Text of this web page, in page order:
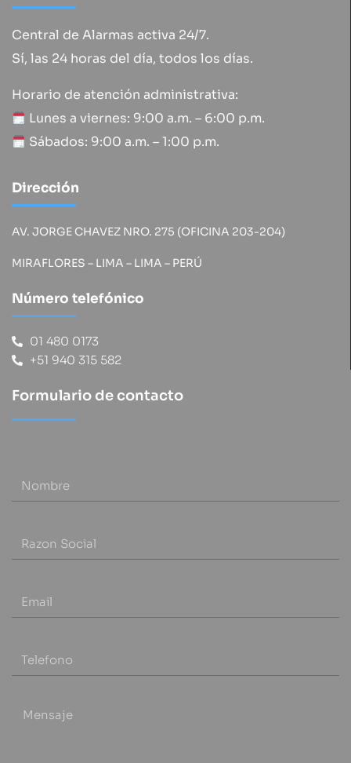
Central de Alarmas activa 24/7.
Sí, las 24 horas del día, todos los días.
Horario de atención administrativa:
Lunes a viernes: 9:00 a.m. – 6:00 p.m.
Sábados: 9:00 a.m. – 1:00 p.m.
Dirección
AV. JORGE CHAVEZ NRO. 275 (OFICINA 203-204)
MIRAFLORES – LIMA – LIMA – PERÚ
Número telefónico
01 480 0173
+51 940 315 582
Formulario de contacto